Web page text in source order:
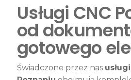
Usługi CNC
od
gotowego
Świadczone przez nas